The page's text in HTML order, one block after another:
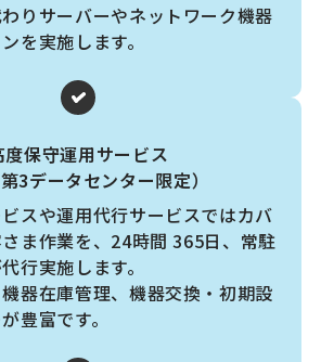
りサーバーやネットワーク機器
を実施します。
度保守運用サービス
第3データセンター限定）
スや運用代行サービスではカバ
ま作業を、24時間 365日、常駐
行実施します。
器在庫管理、機器交換・初期設
豊富です。